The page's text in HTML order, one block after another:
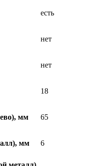
есть
нет
нет
18
мм 65
мм 6